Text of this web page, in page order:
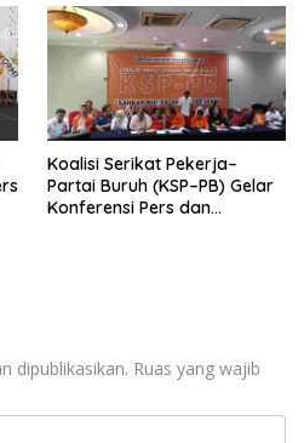
Koalisi Serikat Pekerja–
Partai Buruh (KSP–PB) Gelar
Konferensi Pers dan
dipublikasikan. Ruas yang wajib